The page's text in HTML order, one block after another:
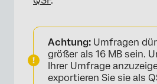
Achtung: Umfragen
größer als 16 MB sein.
Ihrer Umfrage
exportieren Sie sie als